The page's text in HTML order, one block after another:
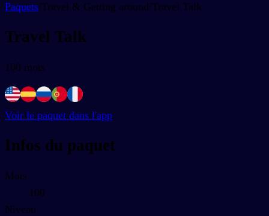
Paquets/Travel & Getting around/Travel Talk
Travel Talk
100 mots
Voir le paquet dans l'app
Infos du paquet
Mots
100
Niveau